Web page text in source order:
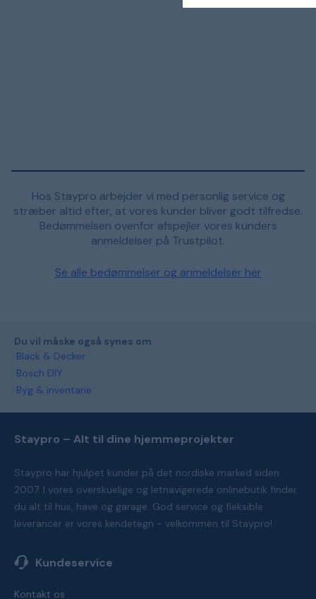
Hos Staypro arbejder vi med personlig service og
stræber altid efter, at vores kunder bliver godt tilfredse.
Bedømmelsen ovenfor afspejler vores kunders
anmeldelser på Trustpilot.
Se alle bedømmelser og anmeldelser her
Du vil måske også synes om
Black & Decker
Bosch DIY
Byg & inventarie
Staypro – Alt til dine hjemmeprojekter
Staypro har hjulpet kunder på det nordiske marked siden
2007. I vores overskuelige og letnavigerede onlinebutik finder
du alt til hus, have og garage. God service og fleksible
leverancer er vores kendetegn - velkommen til Staypro!
Kundeservice
Kontakt os